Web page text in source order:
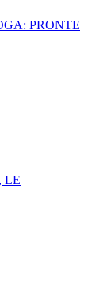
PRONTE
LE